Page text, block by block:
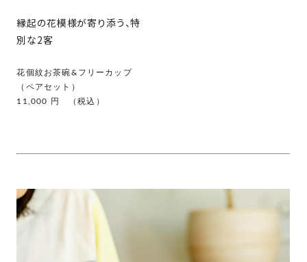
縁起の花模様が寄り添う、特
別な2客
花個紋お茶碗&フリーカップ
（ペアセット）
11,000 円 （税込）